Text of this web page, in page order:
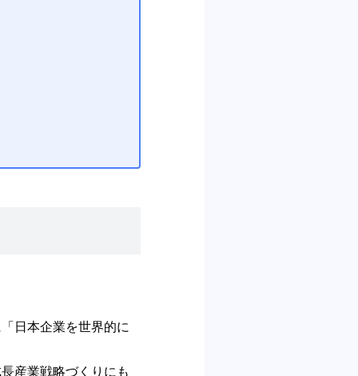
⽇本企業を世界的に
産業戦略づくりにも